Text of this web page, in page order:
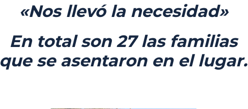
«Nos llevó la necesidad»
En total son 27 las familias
que se asentaron en el lugar.